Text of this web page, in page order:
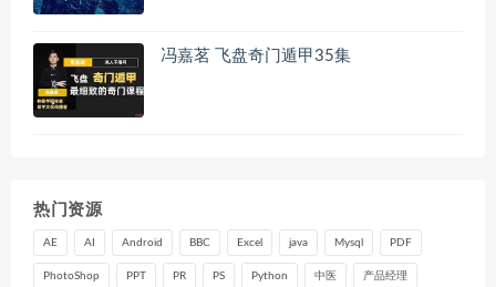
冯嘉茗 飞盘奇门遁甲35集
热门资源
AE AI Android BBC Excel java Mysql PDF
PhotoShop PPT PR PS Python 中医 产品经理